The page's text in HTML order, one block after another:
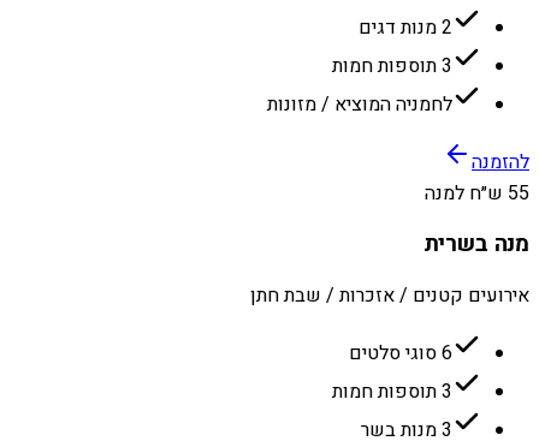
2 מנות דגים
3 תוספות חמות
לחמניה המוציא / מזונות
להזמנה
55 ש״ח למנה
מנה בשרית
אירועים קטנים / אזכרות / שבת חתן
6 סוגי סלטים
3 תוספות חמות
3 מנות בשר